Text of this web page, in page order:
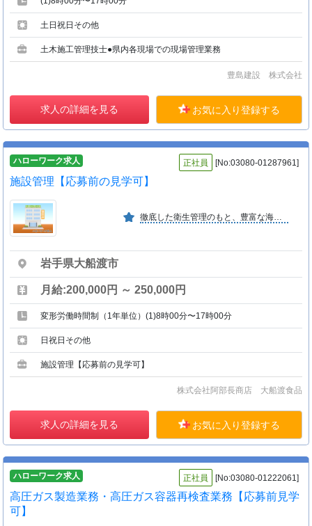
土日祝日その他
土木施工管理技士●県内各現場での現場管理業務
豊島建設 株式会社
求人の詳細を見る お気に入り登録する
ハローワーク求人 正社員 [No:03080-01287961]
施設管理【応募前の見学可】
徹底した衛生管理のもと、豊富な海の恵みを新鮮なまま全国へ出荷、または冷凍して保管します。そして最新鋭の加工設備で、海の恵みを活用した加工食品を製造し皆様の食卓へお届けします。
岩手県大船渡市
月給:200,000円 ～ 250,000円
変形労働時間制（1年単位）(1)8時00分〜17時00分
日祝日その他
施設管理【応募前の見学可】
株式会社阿部長商店 大船渡食品
求人の詳細を見る お気に入り登録する
ハローワーク求人 正社員 [No:03080-01222061]
高圧ガス製造業務・高圧ガス容器再検査業務【応募前見学
可】